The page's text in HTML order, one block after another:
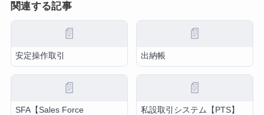
関連する記事
📄
安定操作取引
📄
出納帳
📄
SFA【Sales Force
📄
私設取引システム【PTS】